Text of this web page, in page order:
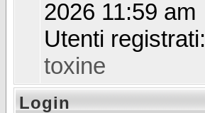
2026 11:59 am
Utenti registrati:
toxine
Login